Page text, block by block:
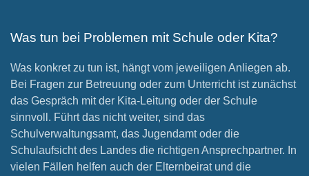
Was tun bei Problemen mit Schule oder Kita?
Was konkret zu tun ist, hängt vom jeweiligen Anliegen ab.
Bei Fragen zur Betreuung oder zum Unterricht ist zunächst
das Gespräch mit der Kita-Leitung oder der Schule
sinnvoll. Führt das nicht weiter, sind das
Schulverwaltungsamt, das Jugendamt oder die
Schulaufsicht des Landes die richtigen Ansprechpartner. In
vielen Fällen helfen auch der Elternbeirat und die